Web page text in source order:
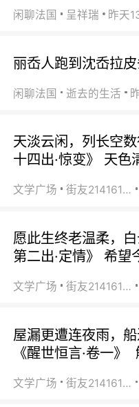
闲聊法国 呈祥瑞 昨天
丽岙人跑到沈岙拉
闲聊法国 逝去的生活
天淡云闲，列长空
十四出·惊变》 天色
文学广场 街友21416156
愿此生终老温柔，
第二出·定情》 希望
文学广场 街友21416156
屋漏更遭连夜雨，
《醒世恒言·卷一
文学广场 街友21416156